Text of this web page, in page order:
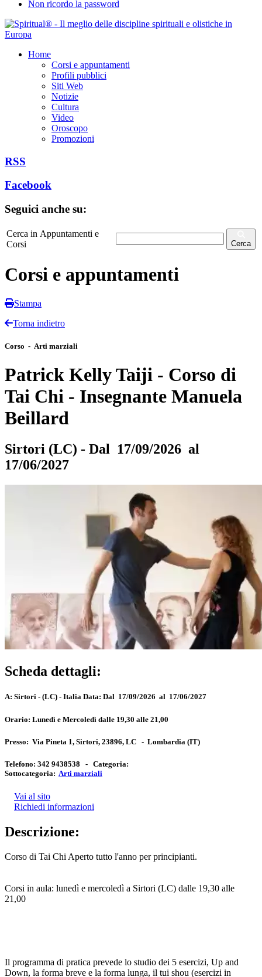
Non ricordo la password
Home
Corsi e appuntamenti
Profili pubblici
Siti Web
Notizie
Cultura
Video
Oroscopo
Promozioni
RSS
Facebook
Seguici anche su:
Cerca in Appuntamenti e
Corsi
Cerca
Corsi e appuntamenti
Stampa
Torna indietro
Corso - Arti marziali
Patrick Kelly Taiji - Corso di
Tai Chi - Insegnante Manuela
Beillard
Sirtori (LC) - Dal 17/09/2026 al
17/06/2027
Scheda dettagli:
A: Sirtori - (LC) - Italia Data: Dal 17/09/2026 al 17/06/2027
Orario: Lunedì e Mercoledì dalle 19,30 alle 21,00
Presso: Via Pineta 1, Sirtori, 23896, LC - Lombardia (IT)
Telefono: 342 9438538 - Categoria:
Sottocategoria: Arti marziali
Vai al sito
Richiedi informazioni
Descrizione:
Corso di Tai Chi Aperto tutto l'anno per principianti.
Corsi in aula: lunedì e mercoledì a Sirtori (LC) dalle 19,30 alle
21,00
Il programma di pratica prevede lo studio dei 5 esercizi, Up and
Down, la forma breve e la forma lunga, il tui shou (esercizi in